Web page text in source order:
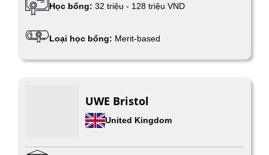
Học bổng: 32 triệu - 128 triệu VND
Loại học bổng: Merit-based
UWE Bristol
United Kingdom